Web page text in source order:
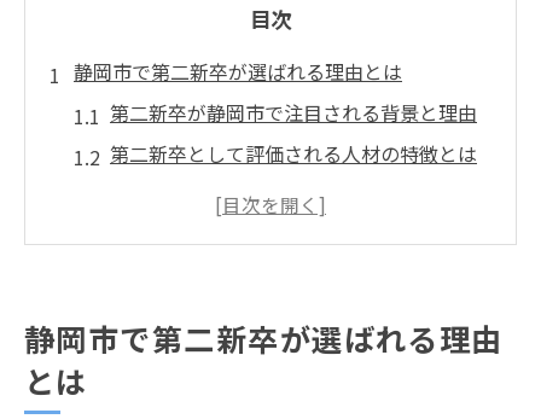
目次
静岡市で第二新卒が選ばれる理由とは
第二新卒が静岡市で注目される背景と理由
第二新卒として評価される人材の特徴とは
静岡市の企業が第二新卒に求めるスキルと
第二新卒として働く魅力を静岡で発見
静岡市で第二新卒が選ばれる理由
とは